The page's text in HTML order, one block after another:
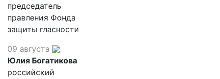
председатель
правления Фонда
защиты гласности
09 августа
Юлия Богатикова
российский